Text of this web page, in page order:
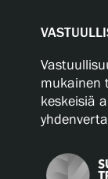
mukainen
keskeisiä